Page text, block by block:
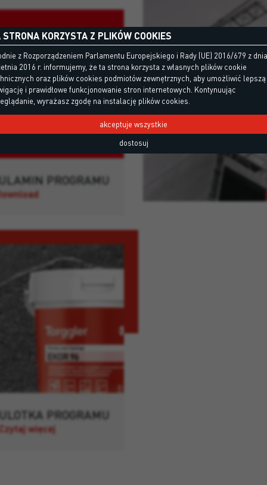
PROGRAMU
ULOTKA PROGRAMU
Czytaj więcej
STRONA KORZYSTA Z PLIKÓW COOKIES
z Rozporządzeniem Parlamentu Europejskiego i Rady (UE) 2016/679 z
2016 r. informujemy, że ta strona korzysta z własnych plików cookie
oraz plików cookies podmiotów zewnętrznych, aby umożliwić lepszą
i prawidłowe funkcjonowanie stron internetowych. Kontynuując
wyrażasz zgodę na instalację plików cookies.
akceptuje wszystkie
dostosuj